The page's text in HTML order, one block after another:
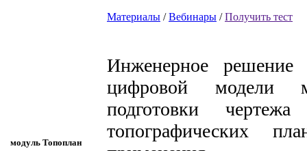
Материалы /Вебинары /Получить тест
модуль Топоплан
Инженерное решение
цифровой модели
подготовки
топографических